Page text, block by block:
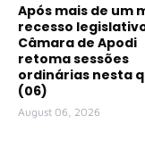
Após mais de um
recesso
Câmara de Apodi
retoma sessões
ordinárias nesta
(06)
August 06, 2026